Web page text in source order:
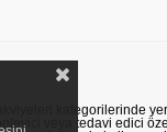
kategorilerinde
veya tedavi edici